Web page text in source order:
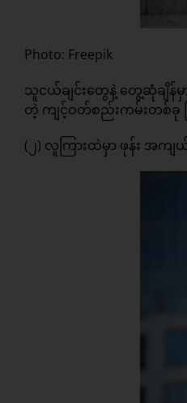
Photo: Freepik
သူငယ်ချင်းတွေနဲ့ တွေ့ဆုံချိန်မှာ
တဲ့ ကျင့်ဝတ်စည်းကမ်းတစ်ခု ဖ
(၂) လူကြားထဲမှာ ဖုန်း အကျယ်